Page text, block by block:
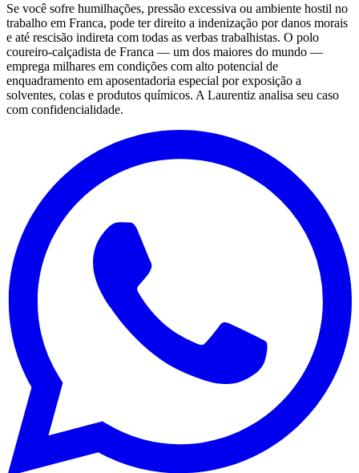
Se você sofre humilhações, pressão excessiva ou ambiente hostil no
trabalho em Franca, pode ter direito a indenização por danos morais
e até rescisão indireta com todas as verbas trabalhistas. O polo
coureiro-calçadista de Franca — um dos maiores do mundo —
emprega milhares em condições com alto potencial de
enquadramento em aposentadoria especial por exposição a
solventes, colas e produtos químicos. A Laurentiz analisa seu caso
com confidencialidade.